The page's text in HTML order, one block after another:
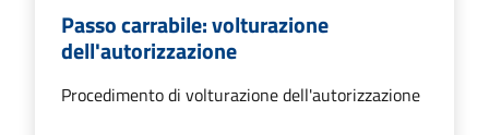
Passo carrabile: volturazione
dell'autorizzazione
Procedimento di volturazione dell'autorizzazione